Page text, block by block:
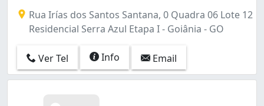
Rua Irías dos Santos Santana, 0 Quadra 06 Lote 12
Residencial Serra Azul Etapa I - Goiânia - GO
Ver Tel Info Email